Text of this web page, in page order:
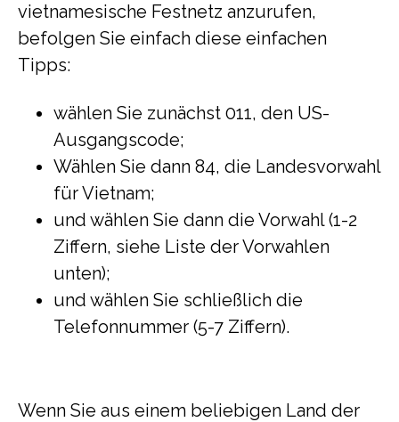
vietnamesische Festnetz anzurufen,
befolgen Sie einfach diese einfachen
Tipps:
wählen Sie zunächst 011, den US-
Ausgangscode;
Wählen Sie dann 84, die Landesvorwahl
für Vietnam;
und wählen Sie dann die Vorwahl (1-2
Ziffern, siehe Liste der Vorwahlen
unten);
und wählen Sie schließlich die
Telefonnummer (5-7 Ziffern).
Wenn Sie aus einem beliebigen Land der